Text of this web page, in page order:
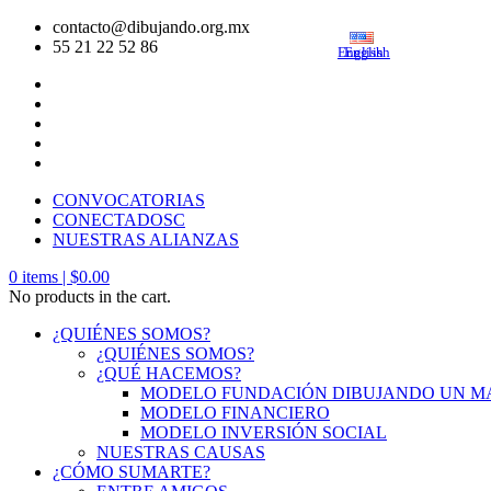
contacto@dibujando.org.mx
55 21 22 52 86
CONVOCATORIAS
CONECTADOSC
NUESTRAS ALIANZAS
0 items | $0.00
No products in the cart.
¿QUIÉNES SOMOS?
¿QUIÉNES SOMOS?
¿QUÉ HACEMOS?
MODELO FUNDACIÓN DIBUJANDO UN
MODELO FINANCIERO
MODELO INVERSIÓN SOCIAL
NUESTRAS CAUSAS
¿CÓMO SUMARTE?
English
English